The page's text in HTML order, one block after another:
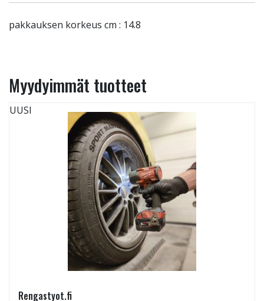
pakkauksen korkeus cm : 14.8
Myydyimmät tuotteet
UUSI
Rengastyot.fi